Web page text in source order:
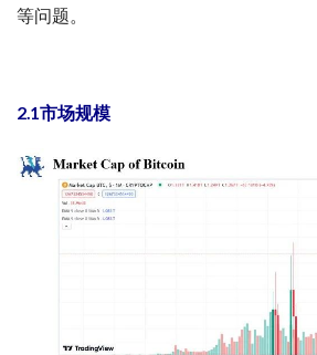
等问题。
2.1市场规模